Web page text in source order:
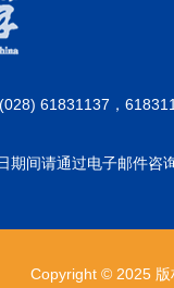
(028) 61831137，
间请通过电子邮件咨询
Copyright © 2025